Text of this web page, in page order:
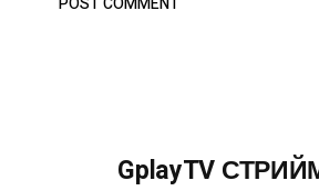
GplayTV